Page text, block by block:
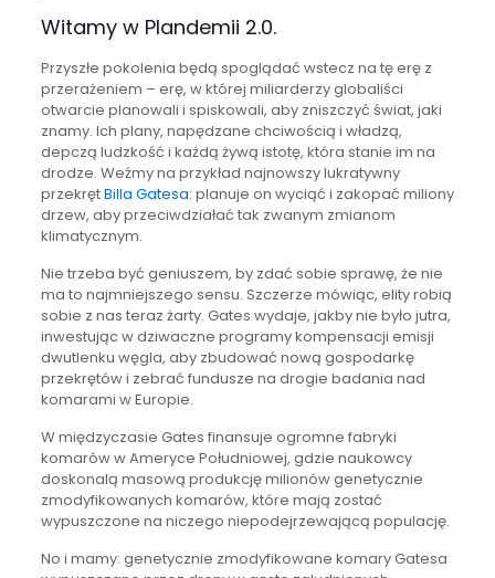
Witamy w Plandemii 2.0.
Przyszłe pokolenia będą spoglądać wstecz na tę erę z
przerażeniem – erę, w której miliarderzy globaliści
otwarcie planowali i spiskowali, aby zniszczyć świat, jaki
znamy. Ich plany, napędzane chciwością i władzą,
depczą ludzkość i każdą żywą istotę, która stanie im na
drodze. Weźmy na przykład najnowszy lukratywny
przekrętBilla Gatesa: planuje on wyciąć i zakopać miliony
drzew, aby przeciwdziałać tak zwanym zmianom
klimatycznym.
Nie trzeba być geniuszem, by zdać sobie sprawę, że nie
ma to najmniejszego sensu. Szczerze mówiąc, elity robią
sobie z nas teraz żarty. Gates wydaje, jakby nie było jutra,
inwestując w dziwaczne programy kompensacji emisji
dwutlenku węgla, aby zbudować nową gospodarkę
przekrętów i zebrać fundusze na drogie badania nad
komarami w Europie.
W międzyczasie Gates finansuje ogromne fabryki
komarów w Ameryce Południowej, gdzie naukowcy
doskonalą masową produkcję milionów genetycznie
zmodyfikowanych komarów, które mają zostać
wypuszczone na niczego niepodejrzewającą populację.
No i mamy: genetycznie zmodyfikowane komary Gatesa